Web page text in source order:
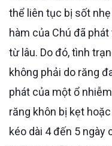
thể liên tục bị sốt
hàm của Chú đã
từ lâu. Do đó, tình
không phải do răng
phát của một ổ
răng khôn bị kẹt
kéo dài 4 đến 5 ngày